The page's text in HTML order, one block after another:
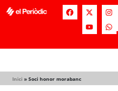
Inici » Soci honor morabanc